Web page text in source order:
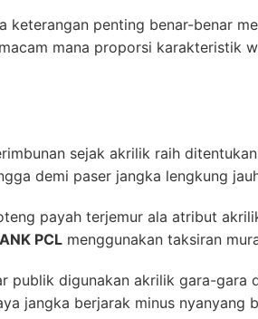
keterangan penting benar-benar
mana proporsi karakteristik
sejak akrilik raih
demi paser jangka lengkung
payah terjemur ala atribut
PCL menggunakan taksiran
publik digunakan akrilik gara-gara
jangka berjarak minus nyanyang